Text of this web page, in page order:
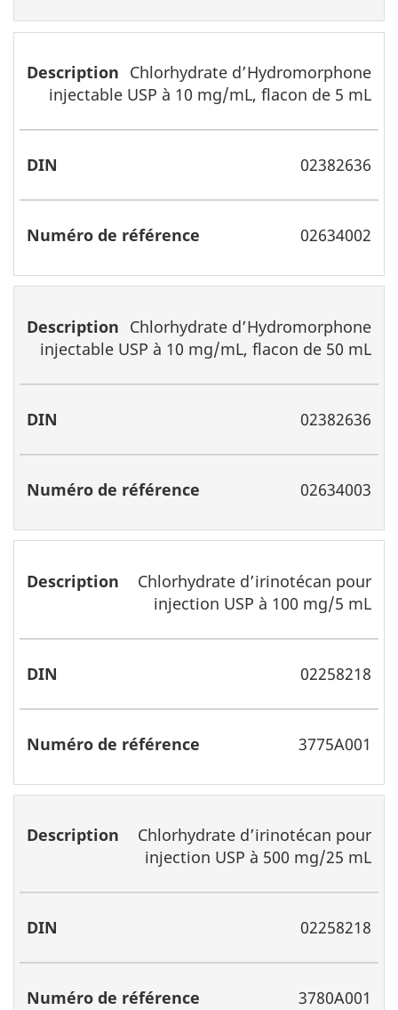
Chlorhydrate d’Hydromorphone
injectable USP à 10 mg/mL, flacon de 5 mL
02382636
02634002
Chlorhydrate d’Hydromorphone
injectable USP à 10 mg/mL, flacon de 50 mL
02382636
02634003
Chlorhydrate d’irinotécan pour
injection USP à 100 mg/5 mL
02258218
3775A001
Chlorhydrate d’irinotécan pour
injection USP à 500 mg/25 mL
02258218
3780A001